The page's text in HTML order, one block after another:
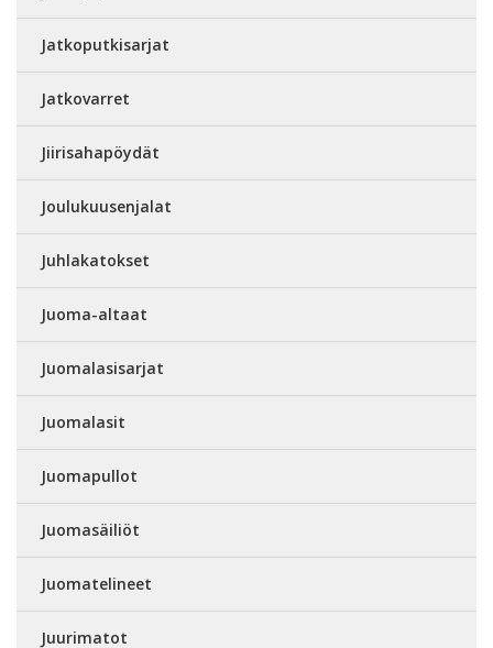
Jatkoputkisarjat
Jatkovarret
Jiirisahapöydät
Joulukuusenjalat
Juhlakatokset
Juoma-altaat
Juomalasisarjat
Juomalasit
Juomapullot
Juomasäiliöt
Juomatelineet
Juurimatot